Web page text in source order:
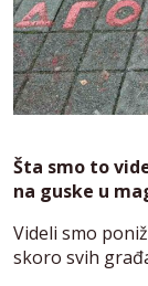
Šta smo to
na guske u
Videli smo
skoro svih